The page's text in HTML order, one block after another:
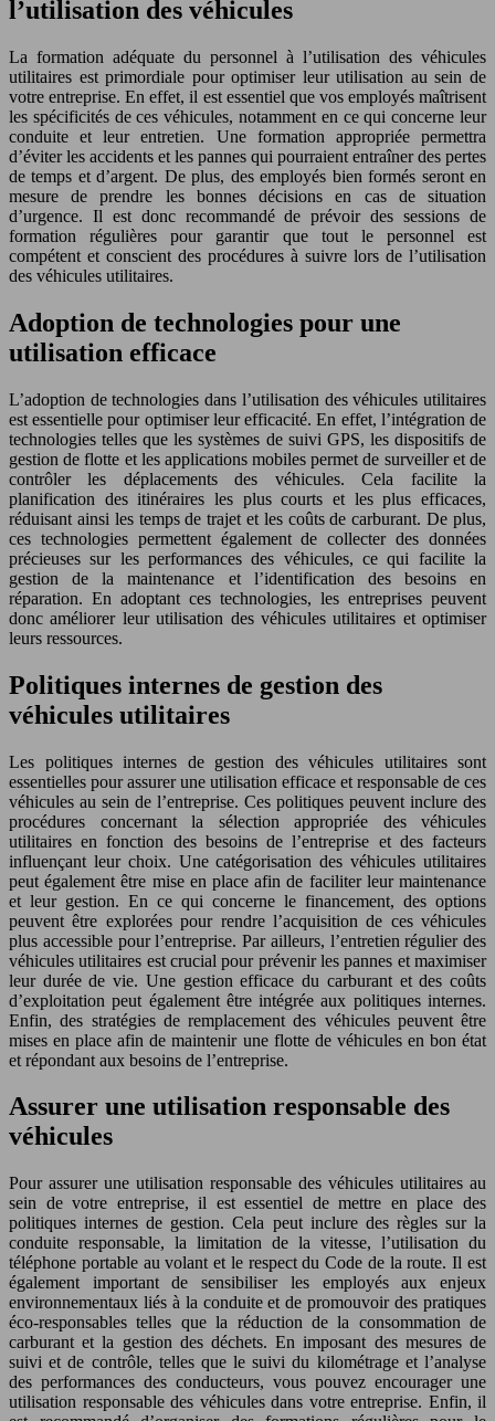
l’utilisation des véhicules
La formation adéquate du personnel à l’utilisation des véhicules
utilitaires est primordiale pour optimiser leur utilisation au sein de
votre entreprise. En effet, il est essentiel que vos employés maîtrisent
les spécificités de ces véhicules, notamment en ce qui concerne leur
conduite et leur entretien. Une formation appropriée permettra
d’éviter les accidents et les pannes qui pourraient entraîner des pertes
de temps et d’argent. De plus, des employés bien formés seront en
mesure de prendre les bonnes décisions en cas de situation
d’urgence. Il est donc recommandé de prévoir des sessions de
formation régulières pour garantir que tout le personnel est
compétent et conscient des procédures à suivre lors de l’utilisation
des véhicules utilitaires.
Adoption de technologies pour une
utilisation efficace
L’adoption de technologies dans l’utilisation des véhicules utilitaires
est essentielle pour optimiser leur efficacité. En effet, l’intégration de
technologies telles que les systèmes de suivi GPS, les dispositifs de
gestion de flotte et les applications mobiles permet de surveiller et de
contrôler les déplacements des véhicules. Cela facilite la
planification des itinéraires les plus courts et les plus efficaces,
réduisant ainsi les temps de trajet et les coûts de carburant. De plus,
ces technologies permettent également de collecter des données
précieuses sur les performances des véhicules, ce qui facilite la
gestion de la maintenance et l’identification des besoins en
réparation. En adoptant ces technologies, les entreprises peuvent
donc améliorer leur utilisation des véhicules utilitaires et optimiser
leurs ressources.
Politiques internes de gestion des
véhicules utilitaires
Les politiques internes de gestion des véhicules utilitaires sont
essentielles pour assurer une utilisation efficace et responsable de ces
véhicules au sein de l’entreprise. Ces politiques peuvent inclure des
procédures concernant la sélection appropriée des véhicules
utilitaires en fonction des besoins de l’entreprise et des facteurs
influençant leur choix. Une catégorisation des véhicules utilitaires
peut également être mise en place afin de faciliter leur maintenance
et leur gestion. En ce qui concerne le financement, des options
peuvent être explorées pour rendre l’acquisition de ces véhicules
plus accessible pour l’entreprise. Par ailleurs, l’entretien régulier des
véhicules utilitaires est crucial pour prévenir les pannes et maximiser
leur durée de vie. Une gestion efficace du carburant et des coûts
d’exploitation peut également être intégrée aux politiques internes.
Enfin, des stratégies de remplacement des véhicules peuvent être
mises en place afin de maintenir une flotte de véhicules en bon état
et répondant aux besoins de l’entreprise.
Assurer une utilisation responsable des
véhicules
Pour assurer une utilisation responsable des véhicules utilitaires au
sein de votre entreprise, il est essentiel de mettre en place des
politiques internes de gestion. Cela peut inclure des règles sur la
conduite responsable, la limitation de la vitesse, l’utilisation du
téléphone portable au volant et le respect du Code de la route. Il est
également important de sensibiliser les employés aux enjeux
environnementaux liés à la conduite et de promouvoir des pratiques
éco-responsables telles que la réduction de la consommation de
carburant et la gestion des déchets. En imposant des mesures de
suivi et de contrôle, telles que le suivi du kilométrage et l’analyse
des performances des conducteurs, vous pouvez encourager une
utilisation responsable des véhicules dans votre entreprise. Enfin, il